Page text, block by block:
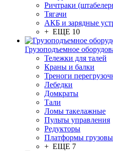
Ричтраки
Тягачи
АКБ и зарядные
+ ЕЩЕ 10
Грузоподъемное
Тележки для талей
Краны и балки
Треноги
Лебедки
Домкраты
Тали
Ломы такелажные
Пульты управления
Редукторы
Платформы
+ ЕЩЕ 7